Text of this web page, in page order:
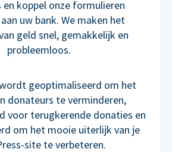
en koppel onze formulieren
uw bank. We maken het
geld snel, gemakkelijk en
probleemloos.
geoptimaliseerd om het
donateurs te verminderen,
voor terugkerende donaties en
om het mooie uiterlijk van je
site te verbeteren.